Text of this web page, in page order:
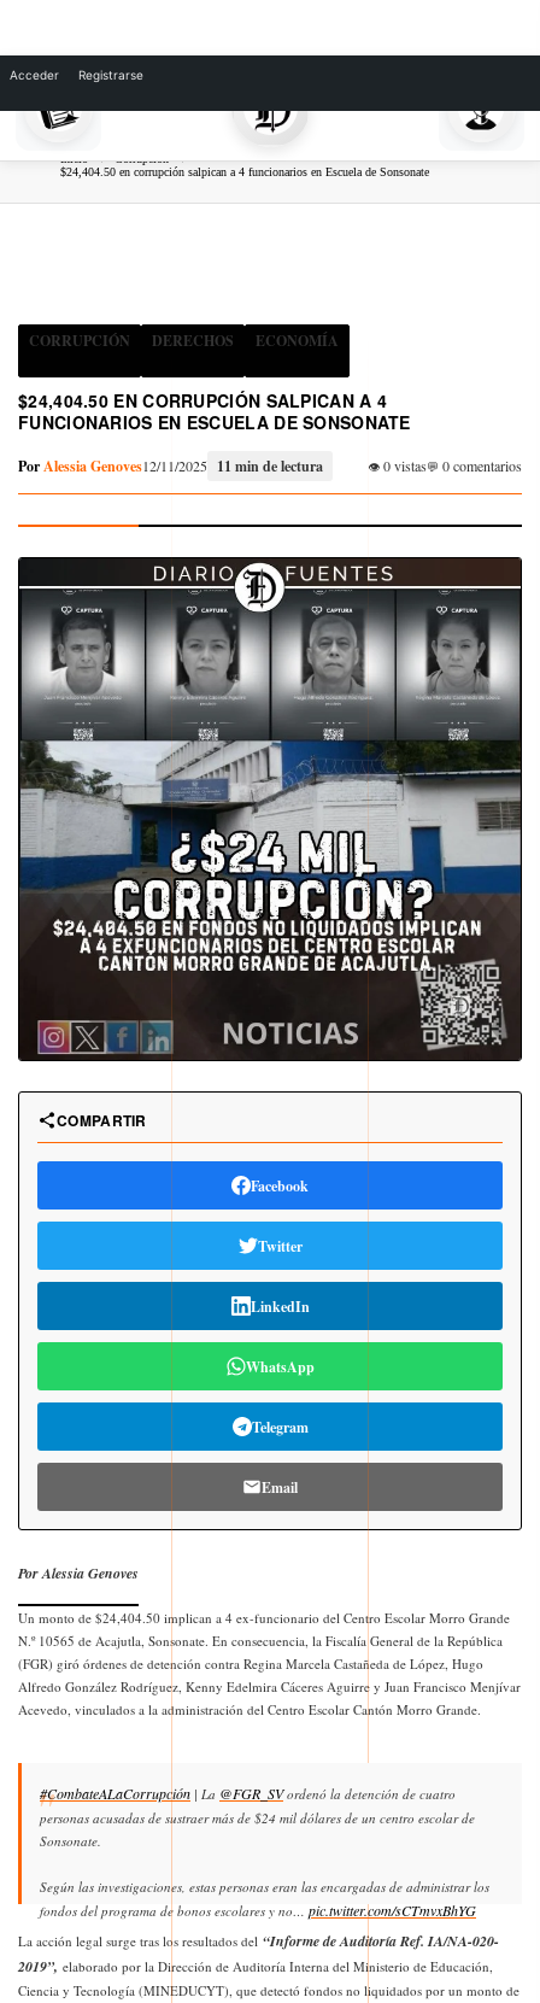
Inicio
Corrupción
$24,404.50 en corrupción salpican a 4 funcionarios en Escuela de Sonsonate
CORRUPCIÓN DERECHOS ECONOMÍA
$24,404.50 EN CORRUPCIÓN SALPICAN A 4
FUNCIONARIOS EN ESCUELA DE SONSONATE
PorAlessia Genoves12/11/2025 11 min de lectura 0 vistas 0 comentarios
COMPARTIR
Facebook
Twitter
LinkedIn
WhatsApp
Telegram
Email
Por Alessia Genoves
Un monto de $24,404.50 implican a 4 ex-funcionario del Centro Escolar Morro Grande
N.º 10565 de Acajutla, Sonsonate. En consecuencia, la Fiscalía General de la República
(FGR) giró órdenes de detención contra Regina Marcela Castañeda de López, Hugo
Alfredo González Rodríguez, Kenny Edelmira Cáceres Aguirre y Juan Francisco Menjívar
Acevedo, vinculados a la administración del Centro Escolar Cantón Morro Grande.
#CombateALaCorrupción | La @FGR_SVordenó la detención de cuatro
personas acusadas de sustraer más de $24 mil dólares de un centro escolar de
Sonsonate.
Según las investigaciones, estas personas eran las encargadas de administrar los
fondos del programa de bonos escolares y no… pic.twitter.com/sCTmvxBhYG
— Fiscalía General de la República El Salvador (@FGR_SV)November 11,
2025
La acción legal surge tras los resultados del “Informe de Auditoría Ref. IA/NA-020-
2019”, elaborado por la Dirección de Auditoría Interna del Ministerio de Educación,
Ciencia y Tecnología (MINEDUCYT), que detectó fondos no liquidados por un monto de
Acceder Registrarse